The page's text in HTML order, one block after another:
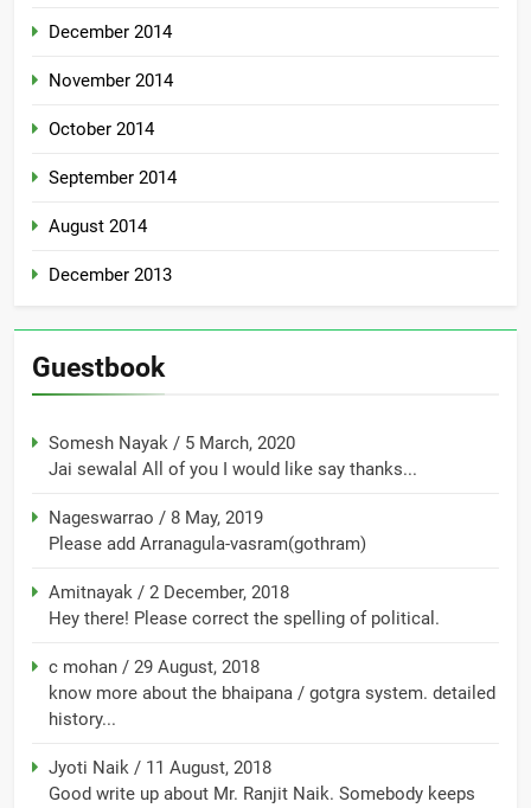
December 2014
November 2014
October 2014
September 2014
August 2014
December 2013
Guestbook
Somesh Nayak / 5 March, 2020
Jai sewalal All of you I would like say thanks...
Nageswarrao / 8 May, 2019
Please add Arranagula-vasram(gothram)
Amitnayak / 2 December, 2018
Hey there! Please correct the spelling of political.
c mohan / 29 August, 2018
know more about the bhaipana / gotgra system. detailed
history...
Jyoti Naik / 11 August, 2018
Good write up about Mr. Ranjit Naik. Somebody keeps